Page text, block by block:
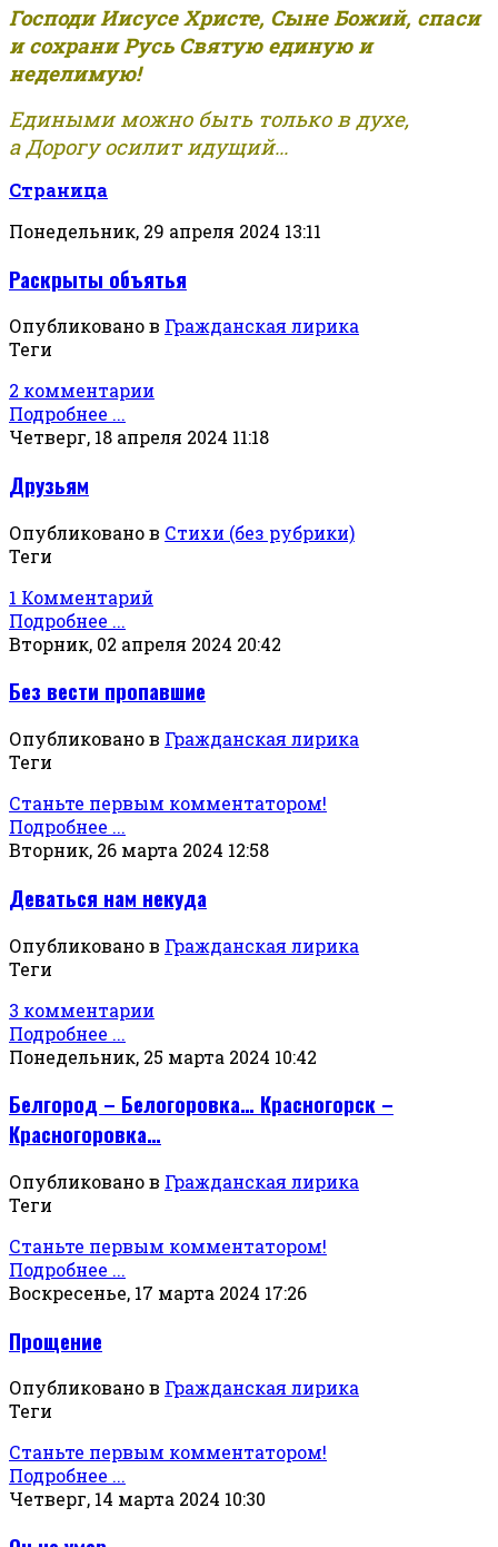
Господи Иисусе Христе, Сыне Божий, спаси
и сохрани Русь Святую единую и
неделимую!
Едиными можно быть только в духе,
а Дорогу осилит идущий...
Страница
Понедельник, 29 апреля 2024 13:11
Раскрыты объятья
Опубликовано в Гражданская лирика
Теги
2 комментарии
Подробнее ...
Четверг, 18 апреля 2024 11:18
Друзьям
Опубликовано в Стихи (без рубрики)
Теги
1 Комментарий
Подробнее ...
Вторник, 02 апреля 2024 20:42
Без вести пропавшие
Опубликовано в Гражданская лирика
Теги
Станьте первым комментатором!
Подробнее ...
Вторник, 26 марта 2024 12:58
Деваться нам некуда
Опубликовано в Гражданская лирика
Теги
3 комментарии
Подробнее ...
Понедельник, 25 марта 2024 10:42
Белгород – Белогоровка… Красногорск –
Красногоровка…
Опубликовано в Гражданская лирика
Теги
Станьте первым комментатором!
Подробнее ...
Воскресенье, 17 марта 2024 17:26
Прощение
Опубликовано в Гражданская лирика
Теги
Станьте первым комментатором!
Подробнее ...
Четверг, 14 марта 2024 10:30